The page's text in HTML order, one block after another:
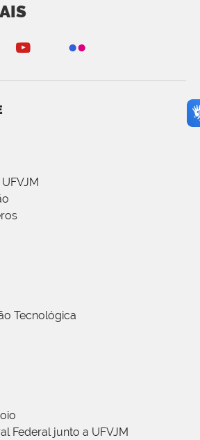
Tecnológica
Federal junto a UFVJM